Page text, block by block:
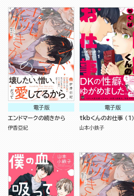
電子版
エンドマークの続きから
伊香亞紀
電子版
tkbくんのお仕事 （1）
山本小鉄子